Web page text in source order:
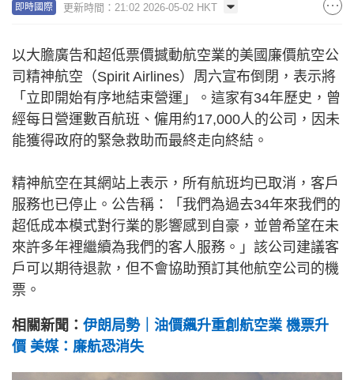
即時國際 更新時間：21:02 2026-05-02 HKT
以大膽廣告和超低票價撼動航空業的美國廉價航空公
司精神航空（Spirit Airlines）周六宣布倒閉，表示將
「立即開始有序地結束營運」。這家有34年歷史，曾
經每日營運數百航班、僱用約17,000人的公司，因未
能獲得政府的緊急救助而最終走向終結。
精神航空在其網站上表示，所有航班均已取消，客戶
服務也已停止。公告稱：「我們為過去34年來我們的
超低成本模式對行業的影響感到自豪，並曾希望在未
來許多年裡繼續為我們的客人服務。」該公司建議客
戶可以期待退款，但不會協助預訂其他航空公司的機
票。
相關新聞： 伊朗局勢｜油價飆升重創航空業 機票升
價 美媒：廉航恐消失